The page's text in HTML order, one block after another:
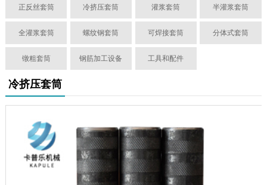
正反丝套筒 冷挤压套筒 灌浆套筒 半灌浆套筒
全灌浆套筒 螺纹钢套筒 可焊接套筒 分体式套筒
镦粗套筒 钢筋加工设备 工具和配件
冷挤压套筒